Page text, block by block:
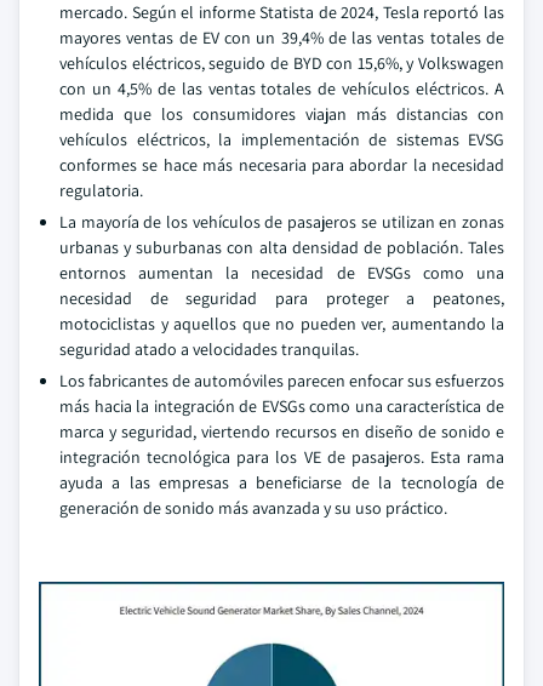
mercado. Según el informe Statista de 2024, Tesla reportó las
mayores ventas de EV con un 39,4% de las ventas totales de
vehículos eléctricos, seguido de BYD con 15,6%, y Volkswagen
con un 4,5% de las ventas totales de vehículos eléctricos. A
medida que los consumidores viajan más distancias con
vehículos eléctricos, la implementación de sistemas EVSG
conformes se hace más necesaria para abordar la necesidad
regulatoria.
La mayoría de los vehículos de pasajeros se utilizan en zonas
urbanas y suburbanas con alta densidad de población. Tales
entornos aumentan la necesidad de EVSGs como una
necesidad de seguridad para proteger a peatones,
motociclistas y aquellos que no pueden ver, aumentando la
seguridad atado a velocidades tranquilas.
Los fabricantes de automóviles parecen enfocar sus esfuerzos
más hacia la integración de EVSGs como una característica de
marca y seguridad, viertendo recursos en diseño de sonido e
integración tecnológica para los VE de pasajeros. Esta rama
ayuda a las empresas a beneficiarse de la tecnología de
generación de sonido más avanzada y su uso práctico.